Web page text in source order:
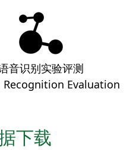
音识别实验评测
Recognition Evaluation
下载